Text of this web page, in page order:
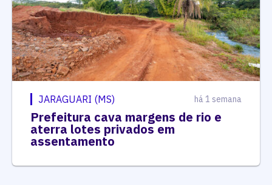
JARAGUARI (MS) há 1 semana
Prefeitura cava margens de rio e
aterra lotes privados em
assentamento